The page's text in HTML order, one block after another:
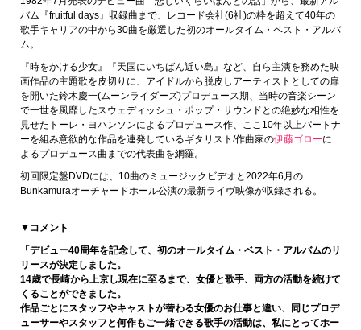
バム『fruitful days』収録曲まで、レコード会社(6社)の枠を超えて40年の
歌手キャリアの中から30曲を厳選した初のオールタイム・ベスト・アルバ
ム。
『時をかける少女』『天国にいちばん近い島』など、自ら主演を務めた映
画作品の主題歌を皮切りに、アイドルから脱皮しアーティストとしての扉
を開いた鈴木慶一(ムーンライダーズ)プロデュース期、当時の音楽シーン
で一世を風靡したスウェディッシュ・ポップ・サウンドとの絶妙な相性を
見せたトーレ・ヨハンソンによるプロデュース作、ここ10年以上パートナ
ーを組み意欲的な作品を連発しているギタリスト/作曲家の伊藤ゴローに
よるプロデュース曲までの代表曲を網羅。
初回限定盤DVDには、10曲のミュージックビデオと2022年6月の
Bunkamuraオーチャードホール公演の最新ライヴ映像が収録される。
▼コメント
「デビュー40周年を記念して、初のオールタイム・ベスト・アルバムのリ
リースが決定しました。
14歳で長崎から上京し現在に至るまで、女優と歌手、両方の活動を続けて
くることができました。
作品ごとにスタッフやキャストが替わる女優のお仕事と違い、同じプロデ
ューサーやスタッフと何作もご一緒できる歌手の活動は、私にとってホー